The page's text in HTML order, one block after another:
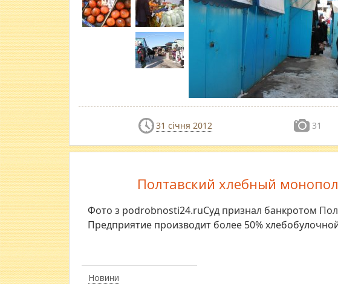
31 січня 2012 31
Новини
Полтавский хлебный
Фото з podrobnosti24.ruСуд признал банкротом
Предприятие производит более 50%